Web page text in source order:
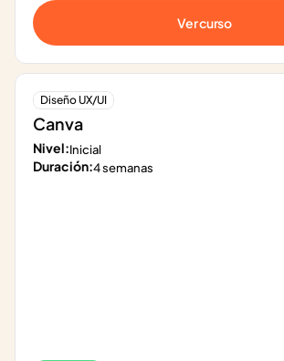
Ver curso
Diseño UX/UI
Canva
Nivel:Inicial
Duración:4 semanas